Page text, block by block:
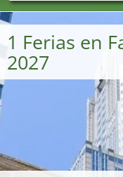
1 Ferias en
2027
Nombres de ferias
Sectores de ferias
Sectores de